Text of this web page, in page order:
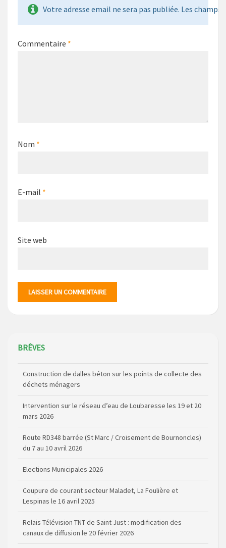
Votre adresse email ne sera pas publiée. Les champs
Commentaire *
Nom *
E-mail *
Site web
BRÊVES
Construction de dalles béton sur les points de collecte des
déchets ménagers
Intervention sur le réseau d’eau de Loubaresse les 19 et 20
mars 2026
Route RD348 barrée (St Marc / Croisement de Bournoncles)
du 7 au 10 avril 2026
Elections Municipales 2026
Coupure de courant secteur Maladet, La Foulière et
Lespinas le 16 avril 2025
Relais Télévision TNT de Saint Just : modification des
canaux de diffusion le 20 février 2026